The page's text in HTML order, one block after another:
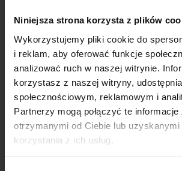
Niniejsza strona korzysta z plików
Wykorzystujemy pliki cookie do
i reklam, aby oferować funkcje
analizować ruch w naszej witrynie.
korzystasz z naszej witryny,
społecznościowym, reklamowym i
Partnerzy mogą połączyć te
otrzymanymi od Ciebie lub uzyskanymi
korzystania z ich usług.
narciarski, odzież czy akcesoria.
Sprytne zamienniki: Jeśli zapomniałeś
specjalistycznego, jak ręcznik czy pasta do
można je dostać w pobliskich sklepach
aptekach.
Zasięgnij pomocy od innych: Nie bój się
lub innych uczestników obozu o pomoc.
rękawice, czy dodatkową warstwę odzieży,
pożyczyć.